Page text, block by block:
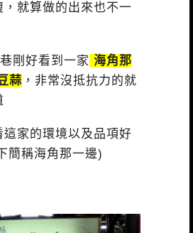
，就算做的出來也不一
剛好看到一家 海角那
蒜 ，非常沒抵抗力的就
這家的環境以及品項好
簡稱海角那一邊)